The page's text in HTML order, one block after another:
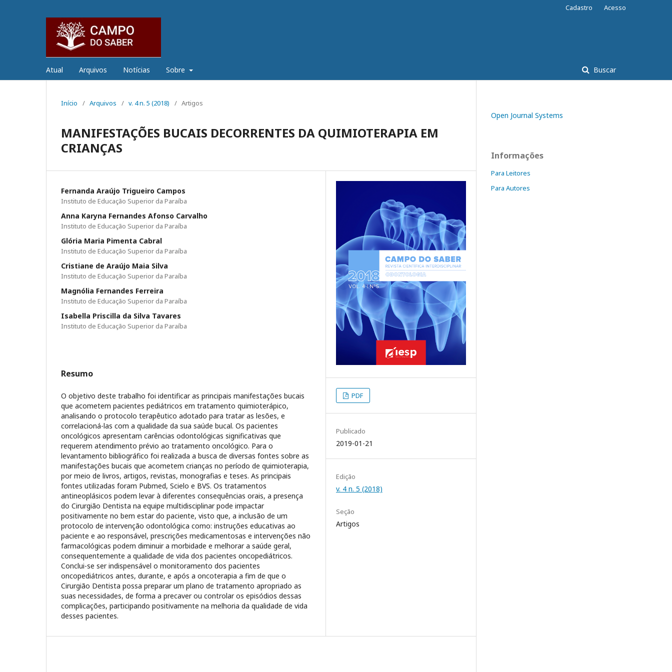
Atual Arquivos Notícias Sobre Buscar
Cadastro Acesso
Início / Arquivos / v. 4 n. 5 (2018) / Artigos
MANIFESTAÇÕES BUCAIS DECORRENTES DA QUIMIOTERAPIA EM
CRIANÇAS
Fernanda Araújo Trigueiro Campos
Instituto de Educação Superior da Paraíba
Anna Karyna Fernandes Afonso Carvalho
Instituto de Educação Superior da Paraíba
Glória Maria Pimenta Cabral
Instituto de Educação Superior da Paraíba
Cristiane de Araújo Maia Silva
Instituto de Educação Superior da Paraíba
Magnólia Fernandes Ferreira
Instituto de Educação Superior da Paraíba
Isabella Priscilla da Silva Tavares
Instituto de Educação Superior da Paraíba
Resumo
O objetivo deste trabalho foi identificar as principais manifestações bucais
que acometem pacientes pediátricos em tratamento quimioterápico,
analisando o protocolo terapêutico adotado para tratar as lesões, e
correlacioná-las com a qualidade da sua saúde bucal. Os pacientes
oncológicos apresentam carências odontológicas significativas que
requerem atendimento prévio ao tratamento oncológico. Para o
levantamento bibliográfico foi realizada a busca de diversas fontes sobre as
manifestações bucais que acometem crianças no período de quimioterapia,
por meio de livros, artigos, revistas, monografias e teses. As principais
fontes utilizadas foram Pubmed, Scielo e BVS. Os tratamentos
antineoplásicos podem levar à diferentes consequências orais, a presença
do Cirurgião Dentista na equipe multidisciplinar pode impactar
positivamente no bem estar do paciente, visto que, a inclusão de um
protocolo de intervenção odontológica como: instruções educativas ao
paciente e ao responsável, prescrições medicamentosas e intervenções não
farmacológicas podem diminuir a morbidade e melhorar a saúde geral,
consequentemente a qualidade de vida dos pacientes oncopediátricos.
Conclui-se ser indispensável o monitoramento dos pacientes
oncopediátricos antes, durante, e após a oncoterapia a fim de que o
Cirurgião Dentista possa preparar um plano de tratamento apropriado as
suas necessidades, de forma a precaver ou controlar os episódios dessas
complicações, participando positivamente na melhoria da qualidade de vida
desses pacientes.
PDF
Publicado
2019-01-21
Edição
v. 4 n. 5 (2018)
Seção
Artigos
Open Journal Systems
Informações
Para Leitores
Para Autores